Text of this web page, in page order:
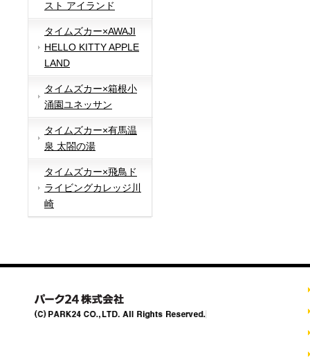
スト アイランド
タイムズカー×AWAJI
HELLO KITTY APPLE
LAND
タイムズカー×箱根小
涌園ユネッサン
タイムズカー×有馬温
泉 太閤の湯
タイムズカー×飛鳥ド
ライビングカレッジ川
崎